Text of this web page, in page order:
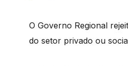
O Governo Regional
do setor privado ou